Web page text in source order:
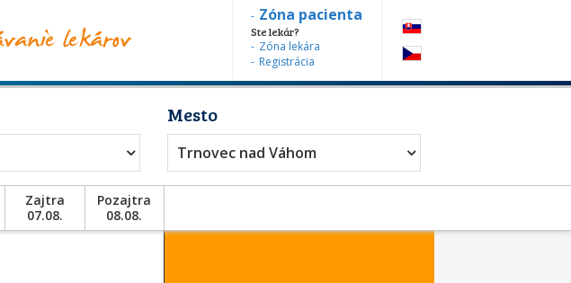
Zóna pacienta
Ste lekár?
Zóna lekára
Registrácia
Mesto
Trnovec nad Váhom
Zajtra
07.08.
Pozajtra
08.08.